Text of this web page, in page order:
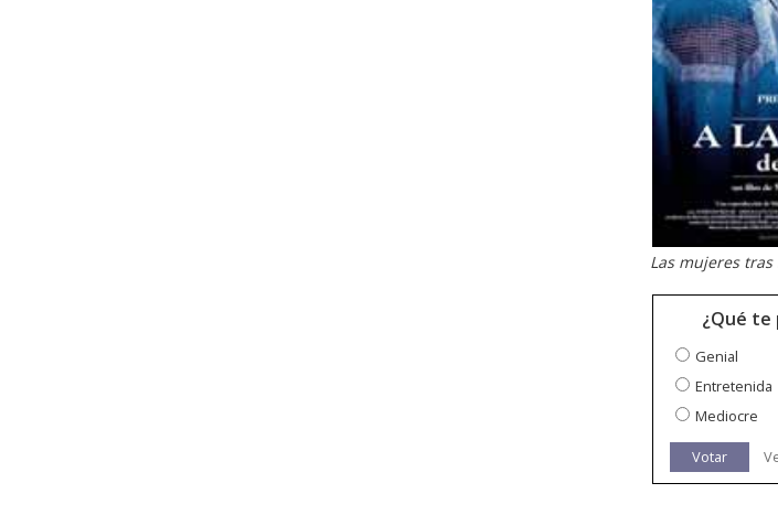
Las mujeres
¿Qué te
Genial
Entretenida
Mediocre
Votar